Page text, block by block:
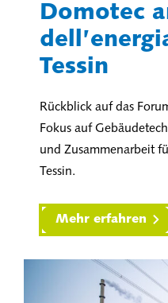
Domotec
Tessin
Rückblick auf das
Fokus auf
und Zusammenarbeit
Tessin.
Mehr erfahren